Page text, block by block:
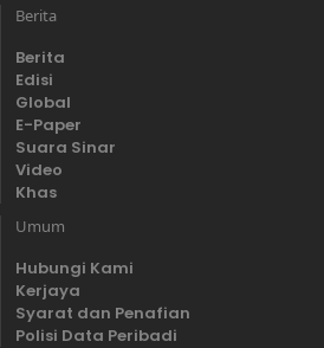
Berita
Berita
Edisi
Global
E-Paper
Suara Sinar
Video
Khas
Umum
Hubungi Kami
Kerjaya
Syarat dan Penafian
Polisi Data Peribadi